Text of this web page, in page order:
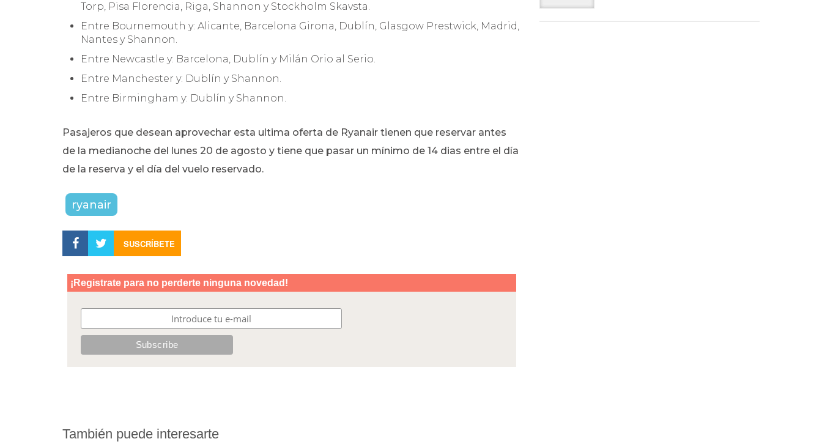
Torp, Pisa Florencia, Riga, Shannon y Stockholm Skavsta.
Entre Bournemouth y: Alicante, Barcelona Girona, Dublín, Glasgow Prestwick, Madrid,
Nantes y Shannon.
Entre Newcastle y: Barcelona, Dublín y Milán Orio al Serio.
Entre Manchester y: Dublín y Shannon.
Entre Birmingham y: Dublín y Shannon.
Pasajeros que desean aprovechar esta ultima oferta de Ryanair tienen que reservar antes
de la medianoche del lunes 20 de agosto y tiene que pasar un mínimo de 14 dias entre el día
de la reserva y el día del vuelo reservado.
ryanair
SUSCRÍBETE
También puede interesarte